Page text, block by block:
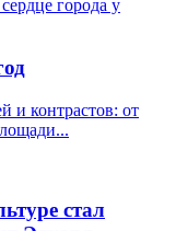
и контрастов: от
стал